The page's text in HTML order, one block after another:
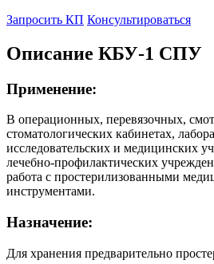
Запросить КП Консультироваться
Описание КБУ-1 СПУ
Применение:
В операционных, перевязочных,
стоматологических кабинетах,
исследовательских и медицинских
лечебно-профилактических
работа с простерилизованными
инструментами.
Назначение:
Для хранения предварительно